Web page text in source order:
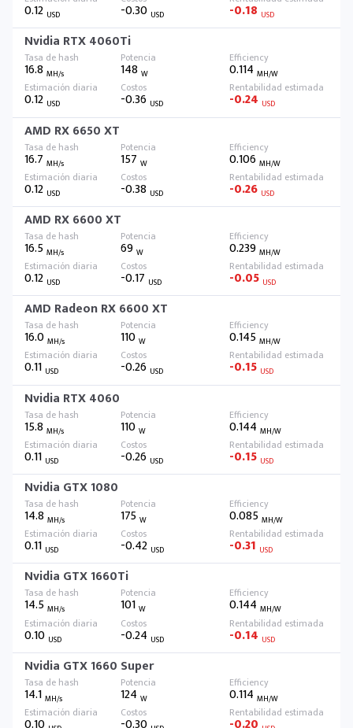
0.12 USD -0.30 USD -0.18 USD
Nvidia RTX 4060Ti
16.8 MH/s 148W 0.114 MH/W
0.12 USD -0.36 USD -0.24 USD
AMD RX 6650 XT
16.7 MH/s 157W 0.106 MH/W
0.12 USD -0.38 USD -0.26 USD
AMD RX 6600 XT
16.5 MH/s 69W 0.239 MH/W
0.12 USD -0.17 USD -0.05 USD
AMD Radeon RX 6600 XT
16.0 MH/s 110W 0.145 MH/W
0.11 USD -0.26 USD -0.15 USD
Nvidia RTX 4060
15.8 MH/s 110W 0.144 MH/W
0.11 USD -0.26 USD -0.15 USD
Nvidia GTX 1080
14.8 MH/s 175W 0.085 MH/W
0.11 USD -0.42 USD -0.31 USD
Nvidia GTX 1660Ti
14.5 MH/s 101W 0.144 MH/W
0.10 USD -0.24 USD -0.14 USD
Nvidia GTX 1660 Super
14.1 MH/s 124W 0.114 MH/W